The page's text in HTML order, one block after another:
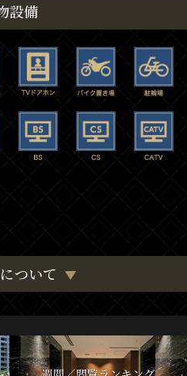
設備
ついて